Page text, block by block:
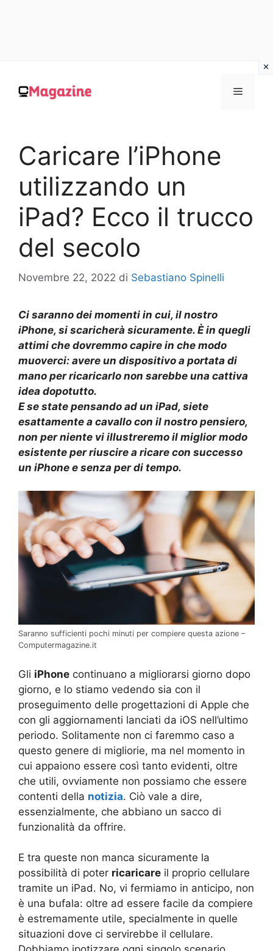
contenuto
MENU
Caricare l’iPhone
utilizzando un
iPad? Ecco il trucco
del secolo
Novembre 22, 2022 di Sebastiano Spinelli
Ci saranno dei momenti in cui, il nostro
iPhone, si scaricherà sicuramente. È in quegli
attimi che dovremmo capire in che modo
muoverci: avere un dispositivo a portata di
mano per ricaricarlo non sarebbe una cattiva
idea dopotutto.
E se state pensando ad un iPad, siete
esattamente a cavallo con il nostro pensiero,
non per niente vi illustreremo il miglior modo
esistente per riuscire a ricare con successo
un iPhone e senza per di tempo.
Saranno sufficienti pochi minuti per compiere questa azione –
Computermagazine.it
Gli iPhone continuano a migliorarsi giorno dopo
giorno, e lo stiamo vedendo sia con il
proseguimento delle progettazioni di Apple che
con gli aggiornamenti lanciati da iOS nell’ultimo
periodo. Solitamente non ci faremmo caso a
questo genere di migliorie, ma nel momento in
cui appaiono essere così tanto evidenti, oltre
che utili, ovviamente non possiamo che essere
contenti della notizia. Ciò vale a dire,
essenzialmente, che abbiano un sacco di
funzionalità da offrire.
E tra queste non manca sicuramente la
possibilità di poter ricaricare il proprio cellulare
tramite un iPad. No, vi fermiamo in anticipo, non
è una bufala: oltre ad essere facile da compiere
è estremamente utile, specialmente in quelle
situazioni dove ci servirebbe il cellulare.